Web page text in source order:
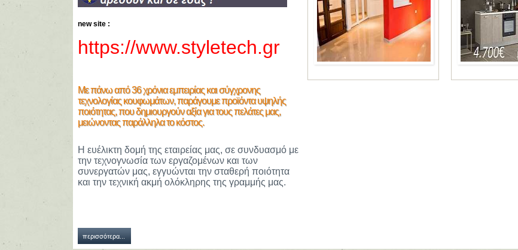
new site :
https://www.styletech.gr
Με πάνω από 36 χρόνια εμπειρίας και σύγχρονης
τεχνολογίας κουφωμάτων, παράγουμε προϊόντα υψηλής
ποιότητας, που δημιουργούν αξία για τους πελάτες μας,
μειώνοντας παράλληλα το κόστος.
Η ευέλικτη δομή της εταιρείας μας, σε συνδυασμό με
την τεχνογνωσία των εργαζομένων και των
συνεργατών μας, εγγυώνται την σταθερή ποιότητα
και την τεχνική ακμή ολόκληρης της γραμμής μας.